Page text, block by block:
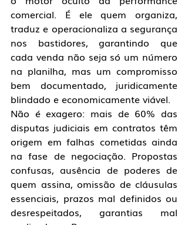
comercial. É ele quem organiza,
traduz e operacionaliza a segurança
nos bastidores, garantindo que
cada venda não seja só um número
na planilha, mas um compromisso
bem documentado, juridicamente
blindado e economicamente viável.
Não é exagero: mais de 60% das
disputas judiciais em contratos têm
origem em falhas cometidas ainda
na fase de negociação. Propostas
confusas, ausência de poderes de
quem assina, omissão de cláusulas
essenciais, prazos mal definidos ou
desrespeitados, garantias mal